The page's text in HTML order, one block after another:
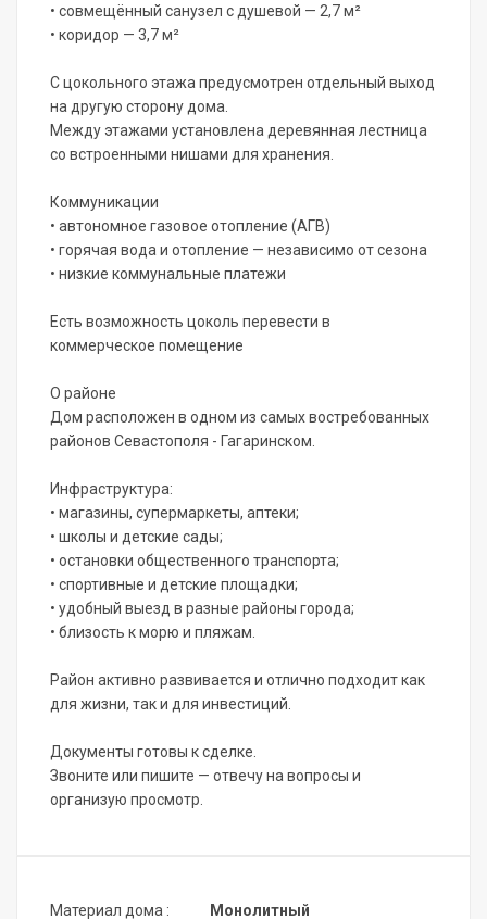
• совмещённый санузел с душевой — 2,7 м²
• коридор — 3,7 м²
С цокольного этажа предусмотрен отдельный выход
на другую сторону дома.
Между этажами установлена деревянная лестница
со встроенными нишами для хранения.
Коммуникации
• автономное газовое отопление (АГВ)
• горячая вода и отопление — независимо от сезона
• низкие коммунальные платежи
Есть возможность цоколь перевести в
коммерческое помещение
О районе
Дом расположен в одном из самых востребованных
районов Севастополя - Гагаринском.
Инфраструктура:
• магазины, супермаркеты, аптеки;
• школы и детские сады;
• остановки общественного транспорта;
• спортивные и детские площадки;
• удобный выезд в разные районы города;
• близость к морю и пляжам.
Район активно развивается и отлично подходит как
для жизни, так и для инвестиций.
Документы готовы к сделке.
Звоните или пишите — отвечу на вопросы и
организую просмотр.
Материал дома : Монолитный